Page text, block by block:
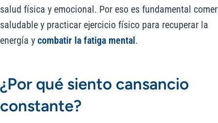
salud física y emocional. Por eso es fundamental comer
saludable y practicar ejercicio físico para recuperar la
energía y combatir la fatiga mental.
¿Por qué siento cansancio
constante?